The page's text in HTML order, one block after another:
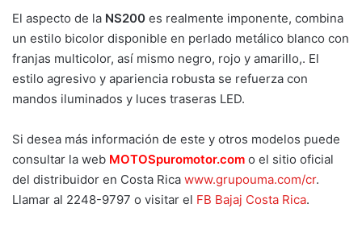
El aspecto de la NS200 es realmente imponente, combina
un estilo bicolor disponible en perlado metálico blanco con
franjas multicolor, así mismo negro, rojo y amarillo,. El
estilo agresivo y apariencia robusta se refuerza con
mandos iluminados y luces traseras LED.
Si desea más información de este y otros modelos puede
consultar la web MOTOSpuromotor.com o el sitio oficial
del distribuidor en Costa Rica www.grupouma.com/cr.
Llamar al 2248-9797 o visitar el FB Bajaj Costa Rica.